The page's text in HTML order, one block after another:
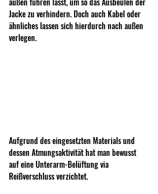
Jacke zu verhindern. Doch auch Kabel oder
ähnliches lassen sich hierdurch nach außen
verlegen.
Aufgrund des eingesetzten Materials und
dessen Atmungsaktivität hat man bewusst
auf eine Unterarm-Belüftung via
Reißverschluss verzichtet.